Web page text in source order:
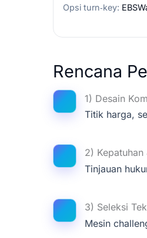
Opsi turn‑key:
Rencana
1) Desain
Titik harga,
2) Kepatuhan
Tinjauan
3) Seleksi
Mesin